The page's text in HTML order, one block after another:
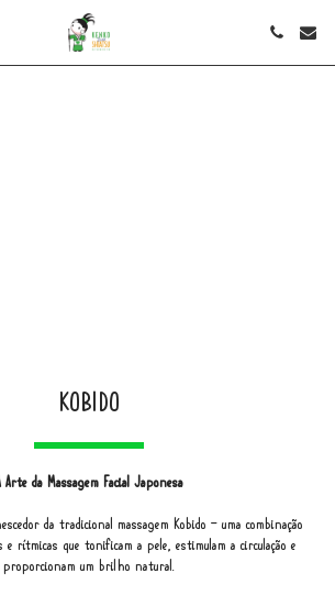
KOBIDO
Arte da Massagem Facial Japonesa
da tradicional massagem Kobido – uma combinação
e rítmicas que tonificam a pele, estimulam a circulação e
proporcionam um brilho natural.